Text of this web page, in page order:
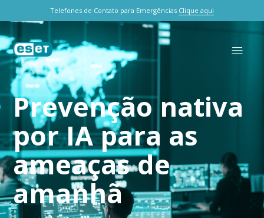
Telefones de Contato para Emergências Clique aqui
Pesquisa
Prevenção nativa
por IA para as
ameaças de
amanhã